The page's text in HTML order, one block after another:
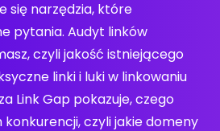
się narzędzia, które
pytania. Audyt linków
czyli jakość istniejącego
linki i luki w linkowaniu
Link Gap pokazuje, czego
czyli jakie domeny